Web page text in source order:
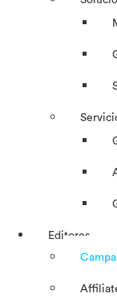
Editores